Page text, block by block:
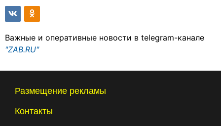
Важные и оперативные новости в telegram-канале
"ZAB.RU"
Размещение рекламы
Контакты